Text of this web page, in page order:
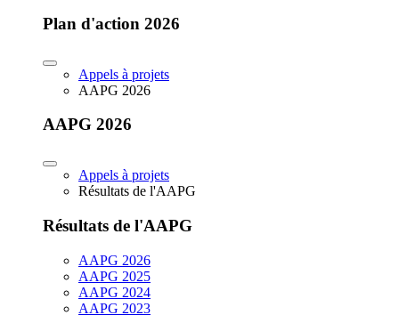
Plan d'action 2026
Appels à projets
AAPG 2026
AAPG 2026
Appels à projets
Résultats de l'AAPG
Résultats de l'AAPG
AAPG 2026
AAPG 2025
AAPG 2024
AAPG 2023